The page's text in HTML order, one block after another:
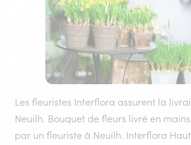
Les fleuristes Interflora assurent la
Neuilh. Bouquet de fleurs livré en
par un fleuriste à Neuilh. Interflora